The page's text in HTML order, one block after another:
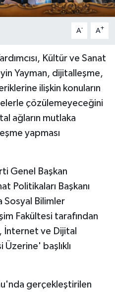
A- A+
Kültür ve Sanat
Yayman, dijitalleşme,
ilişkin konuların
çözülemeyeceğini
ağların mutlaka
yapması
Genel Başkan
Politikaları Başkanı
Sosyal Bilimler
Fakültesi tarafından
İnternet ve Dijital
Üzerine' başlıklı
gerçekleştirilen